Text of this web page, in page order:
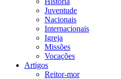
Juventude
Nacionais
Internacionais
Igreja
Missões
Vocações
Artigos
Reitor-mor